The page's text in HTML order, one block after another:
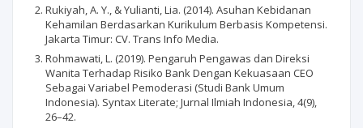
Rukiyah, A. Y., & Yulianti, Lia. (2014). Asuhan Kebidanan
Kehamilan Berdasarkan Kurikulum Berbasis Kompetensi.
Jakarta Timur: CV. Trans Info Media.
Rohmawati, L. (2019). Pengaruh Pengawas dan Direksi
Wanita Terhadap Risiko Bank Dengan Kekuasaan CEO
Sebagai Variabel Pemoderasi (Studi Bank Umum
Indonesia). Syntax Literate; Jurnal Ilmiah Indonesia, 4(9),
26–42.